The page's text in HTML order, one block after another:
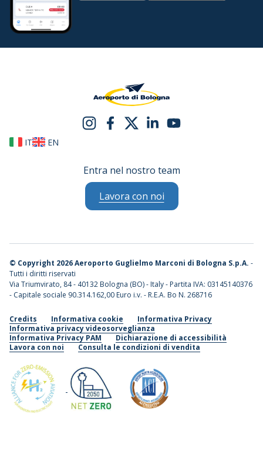
IT EN
Entra nel nostro team
Lavora con noi
© Copyright 2026 Aeroporto Guglielmo Marconi di Bologna S.p.A. -
Tutti i diritti riservati
Via Triumvirato, 84 - 40132 Bologna (BO) - Italy - Partita IVA: 03145140376
- Capitale sociale 90.314.162,00 Euro i.v. - R.E.A. Bo N. 268716
Credits Informativa cookie
Informativa Privacy
Informativa privacy videosorveglianza
Informativa Privacy PAM
Dichiarazione di accessibilità
Lavora con noi
Consulta le condizioni di vendita